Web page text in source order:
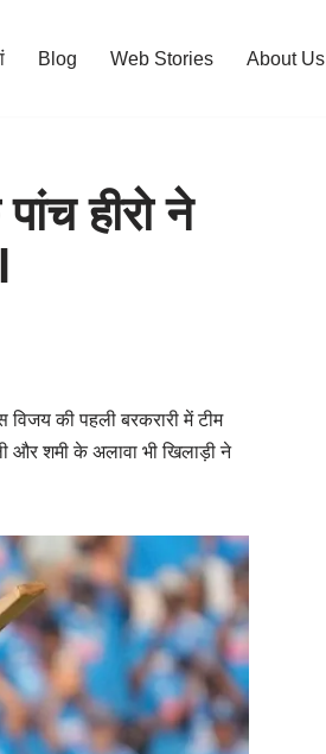
Blog Web Stories About Us
हीरो ने
की पहली बरकरारी में टीम
और शमी के अलावा भी खिलाड़ी ने